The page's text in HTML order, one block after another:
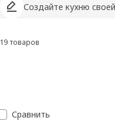
Создайте кухню
Фильтровать и
19 товаров
Список
Сравнить